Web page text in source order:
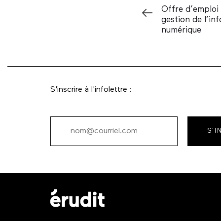
Précédent
Offre
gestion de
numérique
S'inscrire à l'infolettre :